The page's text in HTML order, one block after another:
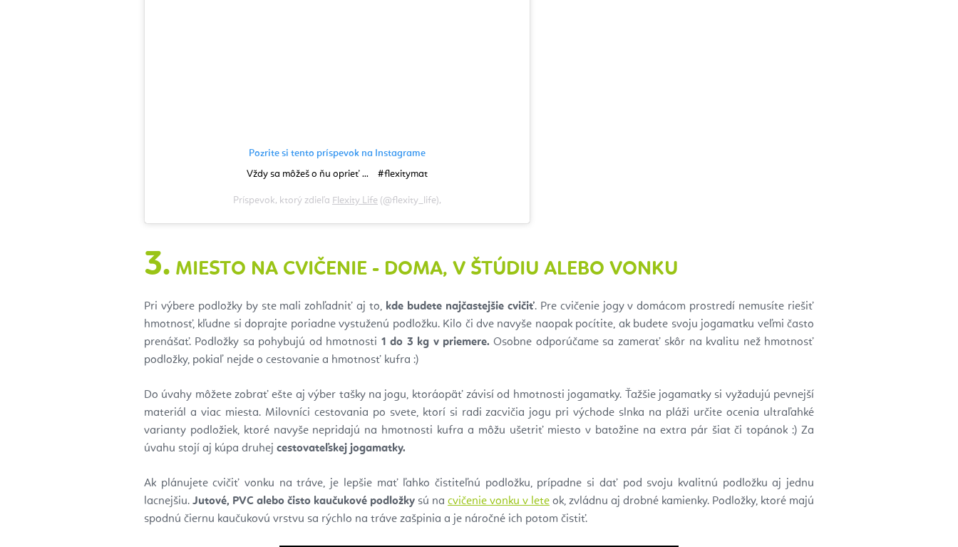
Pozrite si tento príspevok na Instagrame
Vždy sa môžeš o ňu oprieť ...⠀ #flexitymat
Príspevok, ktorý zdieľa Flexity Life (@flexity_life),
3. MIESTO NA CVIČENIE - DOMA, V ŠTÚDIU ALEBO VONKU
Pri výbere podložky by ste mali zohľadniť aj to, kde budete najčastejšie cvičiť. Pre cvičenie jogy v domácom prostredí nemusíte riešiť
hmotnosť, kľudne si doprajte poriadne vystuženú podložku. Kilo či dve navyše naopak pocítite, ak budete svoju jogamatku veľmi často
prenášať. Podložky sa pohybujú od hmotnosti 1 do 3 kg v priemere.Osobne odporúčame sa zamerať skôr na kvalitu než hmotnosť
podložky, pokiaľ nejde o cestovanie a hmotnosť kufra :)
Do úvahy môžete zobrať ešte aj výber tašky na jogu, ktoráopäť závisí od hmotnosti jogamatky. Ťažšie jogamatky si vyžadujú pevnejší
materiál a viac miesta. Milovníci cestovania po svete, ktorí si radi zacvičia jogu pri východe slnka na pláži určite ocenia ultraľahké
varianty podložiek, ktoré navyše nepridajú na hmotnosti kufra a môžu ušetriť miesto v batožine na extra pár šiat či topánok :) Za
úvahu stojí aj kúpa druhej cestovateľskej jogamatky.
Ak plánujete cvičiť vonku na tráve, je lepšie mať ľahko čistiteľnú podložku, prípadne si dať pod svoju kvalitnú podložku aj jednu
lacnejšiu. Jutové, PVC alebo čisto kaučukové podložky sú na cvičenie vonku v lete ok, zvládnu aj drobné kamienky. Podložky, ktoré majú
spodnú čiernu kaučukovú vrstvu sa rýchlo na tráve zašpinia a je náročné ich potom čistiť.